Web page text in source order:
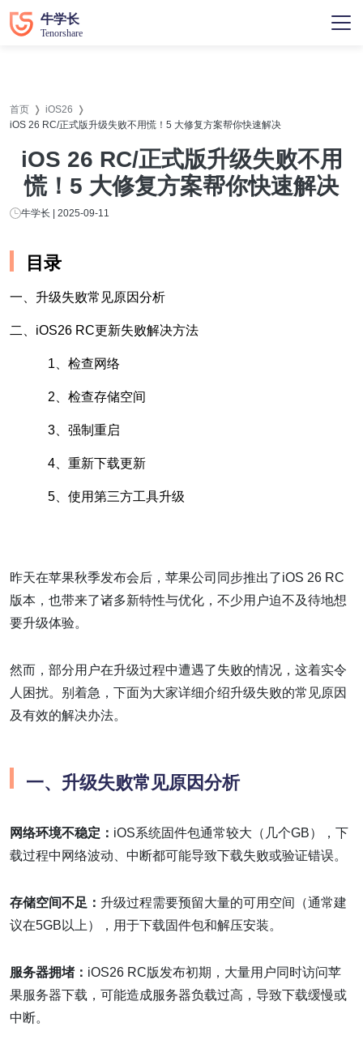
首页
iOS26
iOS 26 RC/正式版升级失败不用慌！5 大修复方案帮你快速解决
iOS 26 RC/正式版升级失败不用
慌！5 大修复方案帮你快速解决
牛学长 | 2025-09-11
目录
一、升级失败常见原因分析
二、iOS26 RC更新失败解决方法
1、检查网络
2、检查存储空间
3、强制重启
4、重新下载更新
5、使用第三方工具升级
昨天在苹果秋季发布会后，苹果公司同步推出了iOS 26 RC
版本，也带来了诸多新特性与优化，不少用户迫不及待地想
要升级体验。
然而，部分用户在升级过程中遭遇了失败的情况，这着实令
人困扰。别着急，下面为大家详细介绍升级失败的常见原因
及有效的解决办法。
一、 升级失败常见原因分析
网络环境不稳定： iOS系统固件包通常较大（几个GB），下
载过程中网络波动、中断都可能导致下载失败或验证错误。
存储空间不足： 升级过程需要预留大量的可用空间（通常建
议在5GB以上），用于下载固件包和解压安装。
服务器拥堵： iOS26 RC版发布初期，大量用户同时访问苹
果服务器下载，可能造成服务器负载过高，导致下载缓慢或
中断。